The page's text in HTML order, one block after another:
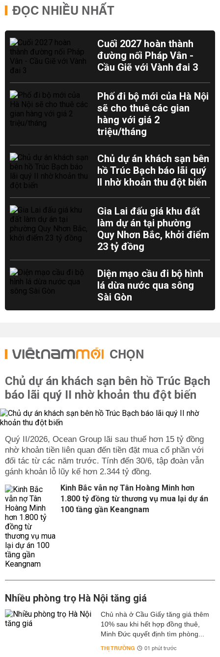
ĐỌC NHIỀU NHẤT
Cuối 2027 hoàn thành
đường nối Pháp Vân -
Cầu Giẽ với Vành đai 3
Phố đi bộ mới của Hà Nội
sẽ cho thuê các gian
hàng với giá 2
triệu/tháng
Chủ dự án khách sạn bên
hồ Trúc Bạch báo lãi quý
II nhờ khoản thu đột biến
Gia Lai đấu giá khu đất
làm dự án tại phường
Quy Nhơn Bắc, khởi điểm
23 tỷ đồng
Diện mạo cầu đi bộ hình
lá dừa nước qua sông
Sài Gòn
CHỌN
Chủ dự án khách sạn bên hồ Trúc Bạch
báo lãi quý II nhờ khoản thu đột biến
Quý II/2026, Ocean Group lãi sau thuế hơn 15 tỷ đồng
nhờ khoản tiền liên quan đến tiền đặt mua cổ phần với
đối tác từ các năm trước. Tính đến 30/6, tập đoàn vẫn
gánh khoản lỗ lũy kế hơn 2.344 tỷ đồng.
Kinh Bắc vẫn nợ Tân Hoàng Minh hơn
1.800 tỷ đồng từ thương vụ mua lại dự án
100 tầng gần Keangnam
Nhiều phòng trọ Hà Nội tăng giá
Chủ nhà ở Cầu Giấy tăng giá thêm
10% sau khi hết hợp đồng thuê,
Minh Đức quyết định tìm phòng...
THỊ TRƯỜNG 01 phút trước